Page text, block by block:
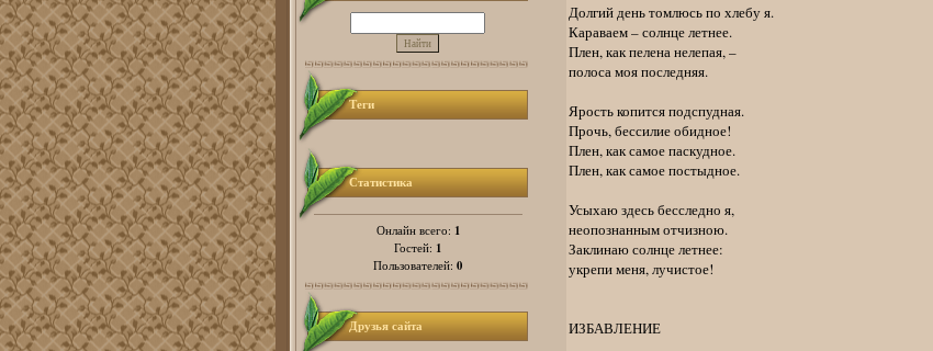
Теги
Статистика
Онлайн всего: 1
Гостей: 1
Пользователей: 0
Друзья сайта
Долгий день томлюсь по хлебу я.
Караваем – солнце летнее.
Плен, как пелена нелепая, –
полоса моя последняя.
Ярость копится подспудная.
Прочь, бессилие обидное!
Плен, как самое паскудное.
Плен, как самое постыдное.
Усыхаю здесь бесследно я,
неопознанным отчизною.
Заклинаю солнце летнее:
укрепи меня, лучистое!
ИЗБАВЛЕНИЕ